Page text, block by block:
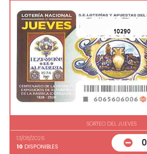
10290
SORTEO DEL JUEVES
13/08/2026
10 DISPONIBLES 0